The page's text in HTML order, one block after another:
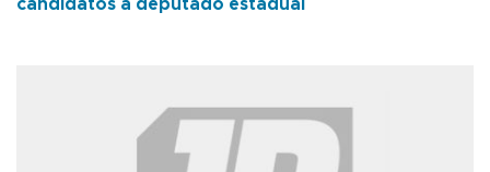
candidatos a deputado estadual